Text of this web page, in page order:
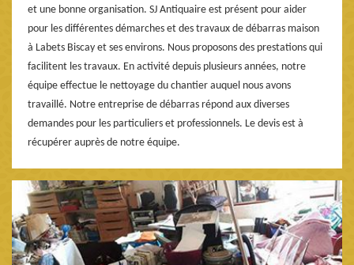
et une bonne organisation. SJ Antiquaire est présent pour aider
pour les différentes démarches et des travaux de débarras maison
à Labets Biscay et ses environs. Nous proposons des prestations qui
facilitent les travaux. En activité depuis plusieurs années, notre
équipe effectue le nettoyage du chantier auquel nous avons
travaillé. Notre entreprise de débarras répond aux diverses
demandes pour les particuliers et professionnels. Le devis est à
récupérer auprès de notre équipe.